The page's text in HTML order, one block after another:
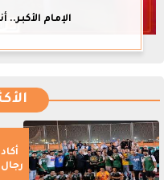
الإمام